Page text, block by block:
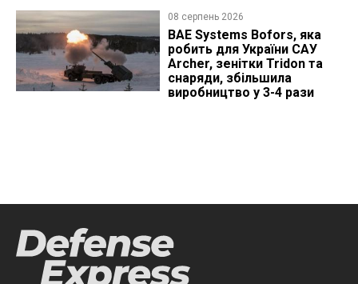
08 серпень 2026
BAE Systems Bofors, яка
робить для України САУ
Archer, зенітки Tridon та
снаряди, збільшила
виробництво у 3-4 рази